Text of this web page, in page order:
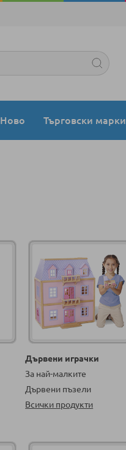
Ново Търговски марки
Дървени играчки
За най-малките
Дървени пъзели
Всички продукти